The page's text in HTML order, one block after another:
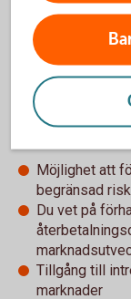
För- och
Fördelar
Möjlighet att
begränsad risk
Du vet på
Tillgång till
marknader